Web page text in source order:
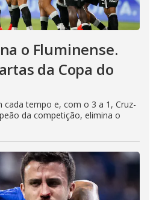
o Fluminense.
da Copa do
tempo e, com o 3 a 1, Cruz-
da competição, elimina o